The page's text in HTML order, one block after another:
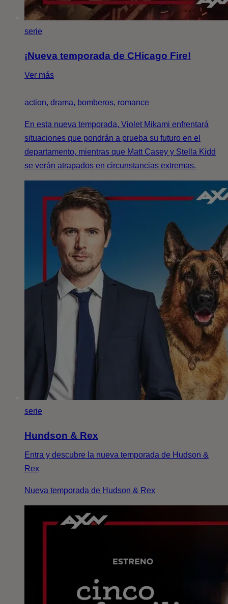
serie
¡Nueva temporada de CHicago Fire!
Ver más
action, drama, bomberos, romance
En esta nueva temporada, Violet Mikami enfrentará
situaciones que pondrán a prueba su futuro en el
departamento, mientras que Matt Casey y Stella Kidd
se verán atrapados en circunstancias extremas.
serie
Hundson & Rex
Entra y descubre la nueva temporada de Hudson &
Rex
Nueva temporada de Hudson & Rex